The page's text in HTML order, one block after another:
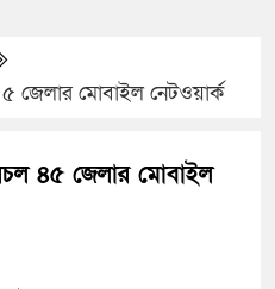
জেলার মোবাইল নেটওয়ার্ক
অচল ৪৫ জেলার মোবাইল